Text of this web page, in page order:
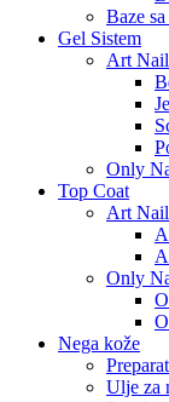
Baze
Gel Sistem
Art
Only
Top Coat
Art
Only
Nega kože
Ulje za